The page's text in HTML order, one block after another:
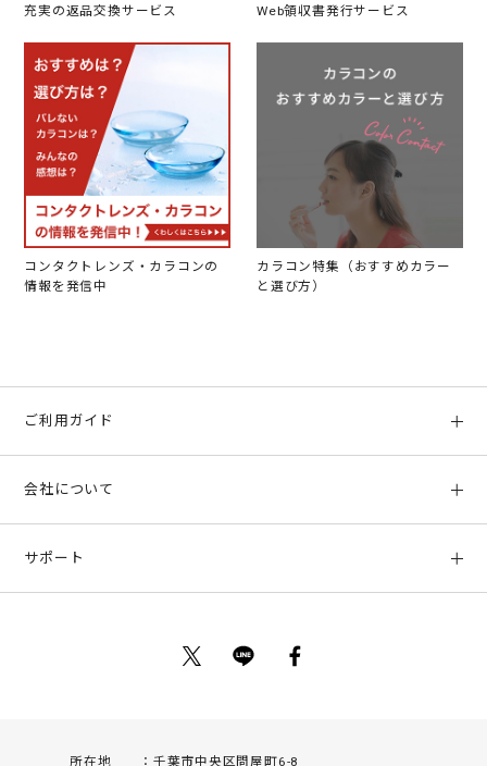
充実の返品交換サービス Web領収書発行サービス
コンタクトレンズ・カラコンの
情報を発信中
カラコン特集（おすすめカラー
と選び方）
ご利用ガイド
お支払い方法、配送について
返品について
会社について
サポート
所在地 千葉市中央区問屋町6-8